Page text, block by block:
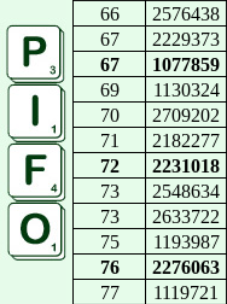
66
2576438
67
2229373
67
1077859
69
1130324
70
2709202
71
2182277
72
2231018
73
2548634
73
2633722
75
1193987
76
2276063
77
1119721